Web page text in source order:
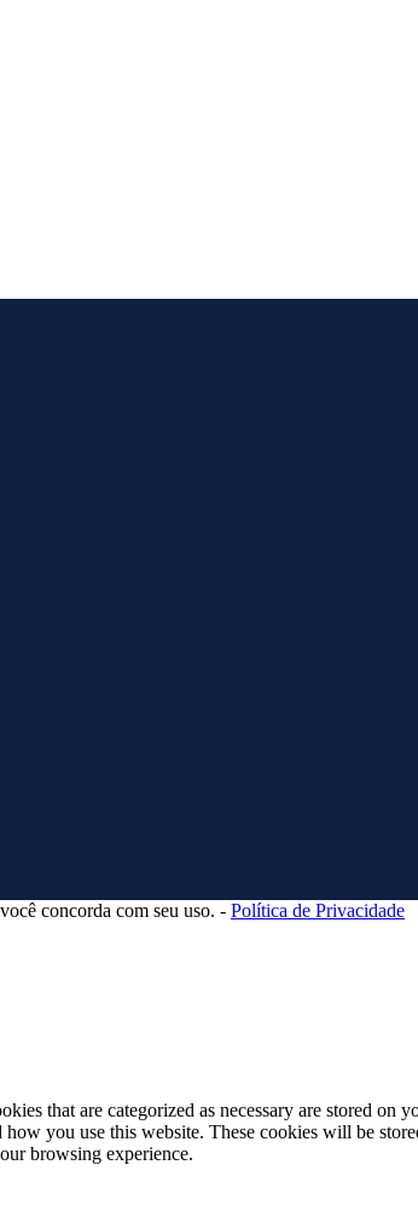
concorda com seu uso. - Política de Privacidade
that are categorized as necessary are stored on
you use this website. These cookies will be
browsing experience.